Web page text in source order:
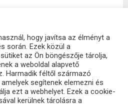
hogy javítsa az élményt a
során. Ezek közül a
az Ön böngészője tárolja,
a weboldal alapvető
Harmadik féltől származó
segítenek elemezni és
ezt a webhelyet. Ezek a cookie-
kerülnek tárolásra a